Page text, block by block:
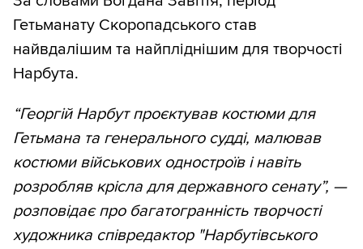
Гетьманату Скоропадського став
найвдалішим та найпліднішим для творчості
Нарбута.
“Георгій Нарбут проєктував костюми для
Гетьмана та генерального судді, малював
костюми військових одностроїв і навіть
розробляв крісла для державного сенату”, —
розповідає про багатогранність творчості
художника співредактор "Нарбутівського